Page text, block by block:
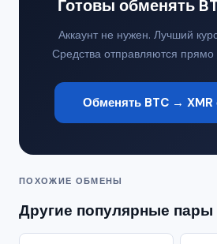
Готовы обменять
Аккаунт не нужен. Лучший
Средства отправляются
Обменять BTC → XMR
ПОХОЖИЕ ОБМЕНЫ
Другие популярные пары